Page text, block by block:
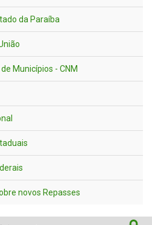
da Paraíba
Municípios - CNM
novos Repasses